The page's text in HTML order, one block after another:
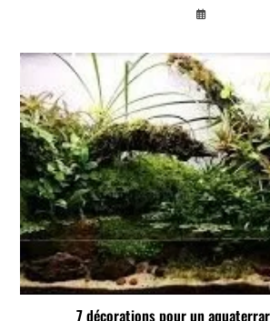
7 décorations pour un